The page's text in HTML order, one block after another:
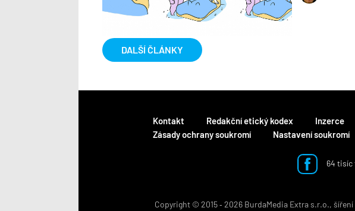
DALŠÍ ČLÁNKY
Kontakt Redakční etický kodex Inzerce
Zásady ochrany soukromí
Nastavení soukromí
64 tisíc
Copyright © 2015 ‐ 2026 BurdaMedia Extra s.r.o.,